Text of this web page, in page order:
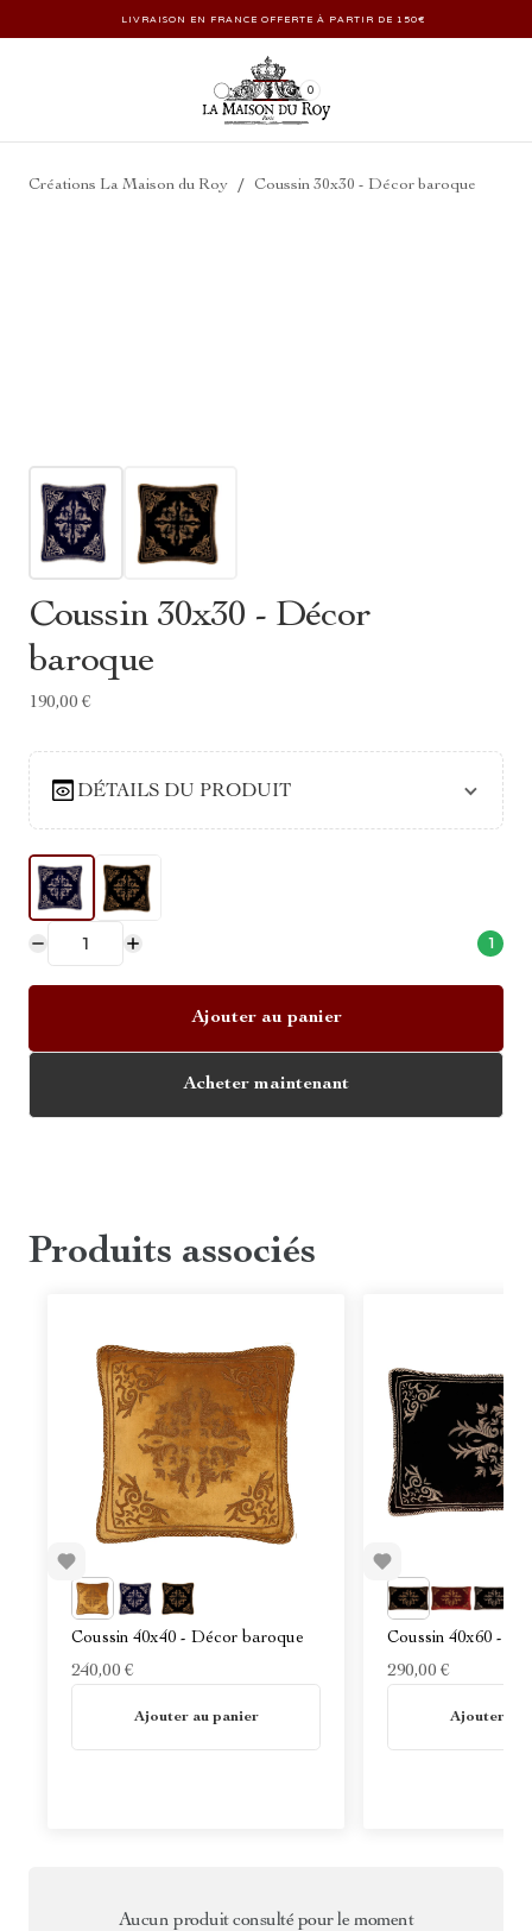
LIVRAISON EN FRANCE OFFERTE À PARTIR DE 150€
0
Créations La Maison du Roy / Coussin 30x30 - Décor baroque
Coussin 30x30 - Décor
baroque
190,00 €
DÉTAILS DU PRODUIT
1
Ajouter au panier
Acheter maintenant
Produits associés
Coussin 40x40 - Décor baroque
240,00 €
Ajouter au panier
Coussin 40x60 -
290,00 €
Ajouter au
Aucun produit consulté pour le moment